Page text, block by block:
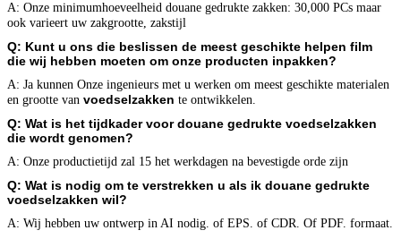
A: Onze minimumhoeveelheid douane gedrukte zakken: 30,000 PCs maar
ook varieert uw zakgrootte, zakstijl
Q: Kunt u ons die beslissen de meest geschikte helpen film
die wij hebben moeten om onze producten inpakken?
A: Ja kunnen Onze ingenieurs met u werken om meest geschikte materialen
en grootte van voedselzakken te ontwikkelen.
Q: Wat is het tijdkader voor douane gedrukte voedselzakken
die wordt genomen?
A: Onze productietijd zal 15 het werkdagen na bevestigde orde zijn
Q: Wat is nodig om te verstrekken u als ik douane gedrukte
voedselzakken wil?
A: Wij hebben uw ontwerp in AI nodig. of EPS. of CDR. Of PDF. formaat.